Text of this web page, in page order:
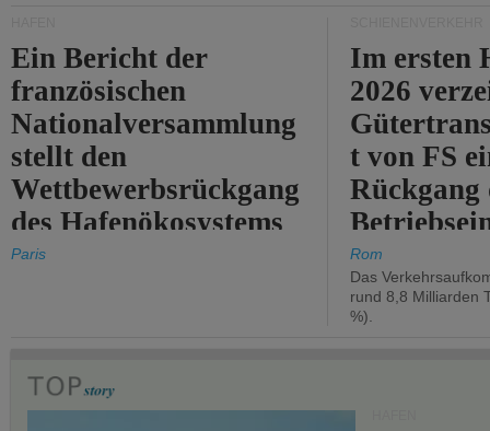
Ein Bericht der
französischen
Nationalversammlung
stellt den
Wettbewerbsrückgang
des Hafenökosystems
des Staates fest.
Paris
Im ersten
2026
t von FS
Rückgang
um 2,7 %.
Rom
Das
rund 8,8 Milliarden
%).